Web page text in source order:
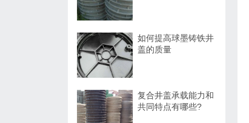
如何提高球墨铸铁井
盖的质量
复合井盖承载能力和
共同特点有哪些?